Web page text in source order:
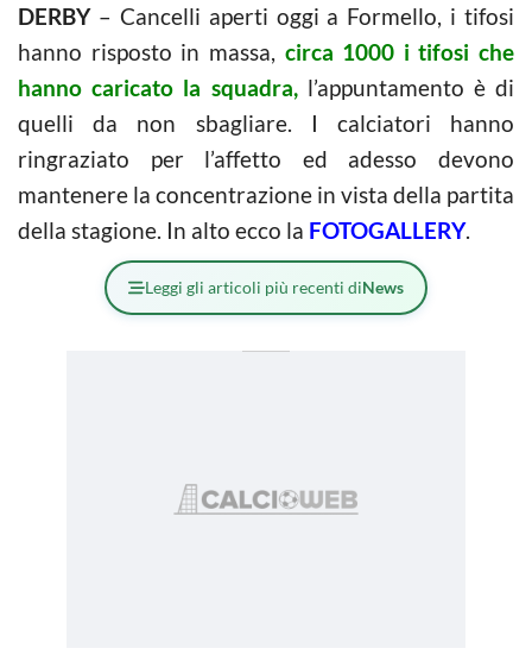
DERBY– Cancelli aperti oggi a Formello, i tifosi
hanno risposto in massa, circa 1000 i tifosi che
hanno caricato la squadra,l’appuntamento è di
quelli da non sbagliare. I calciatori hanno
ringraziato per l’affetto ed adesso devono
mantenere la concentrazione in vista della partita
della stagione. In alto ecco la FOTOGALLERY.
Leggi gli articoli più recenti diNews